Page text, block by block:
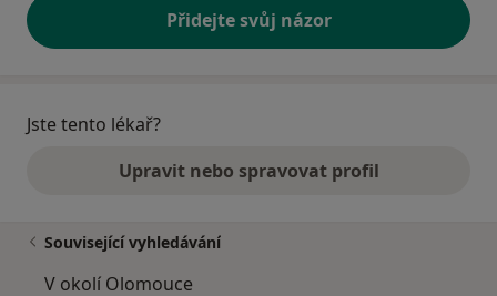
Přidejte svůj názor
Jste tento lékař?
Upravit nebo spravovat profil
Související vyhledávání
V okolí Olomouce